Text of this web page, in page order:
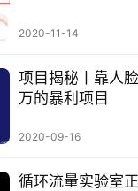
2020-11-14
项目揭秘丨靠人
万的暴利项目
2020-09-16
循环流量实验室